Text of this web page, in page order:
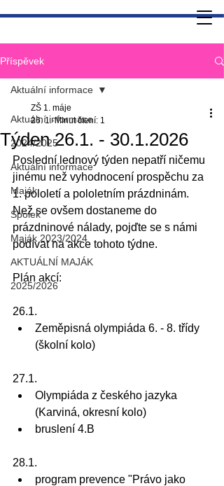
Příspěvek
Aktuální informace
2024/2025
Aktuální informace
Maják
Spolek
Maják 2023/2024
AKTUÁLNÍ MAJÁK
2025/2026
Aktuální informace
Týden 26.1. - 30.1.2026
ZŠ 1. máje
26. 1. Minut čtení: 1
Poslední lednový týden nepatří ničemu
jinému než vyhodnocení prospěchu za
1. pololetí a pololetním prázdninám.
Než se ovšem dostaneme do
prázdninové nálady, pojďte se s námi
podívat na akce tohoto týdne.
Plán akcí:
26.1.
Zeměpisná olympiáda 6. - 8. třídy
(školní kolo)
27.1.
Olympiáda z českého jazyka
(Karviná, okresní kolo)
bruslení 4.B
28.1.
program prevence "Právo jako